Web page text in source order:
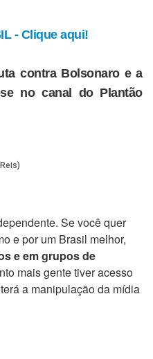
- Clique aqui!
contra Bolsonaro e a
no canal do Plantão
Se você quer
e por um Brasil melhor,
e em grupos de
mais gente tiver acesso
a manipulação da mídia